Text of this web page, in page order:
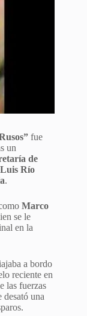
fue
un
de
Río
.
Marco
se le
en la
a bordo
reciente en
las fuerzas
desató una